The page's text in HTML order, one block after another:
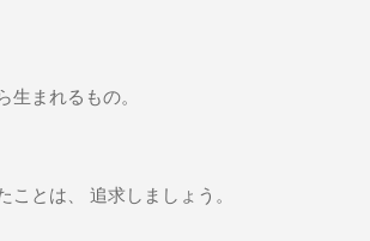
まれるもの。
ことは、 追求しましょう。